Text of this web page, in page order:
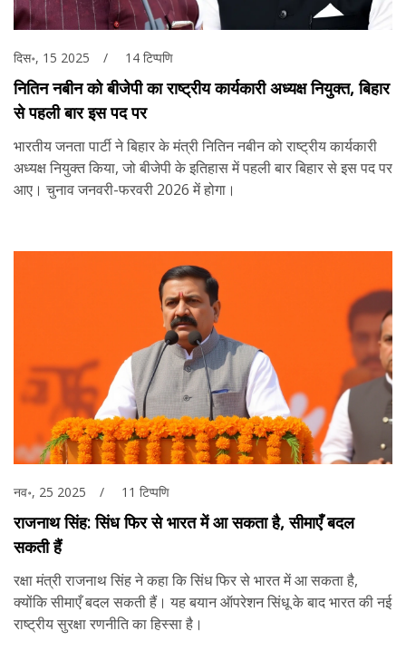
दिस॰, 15 2025 14 टिप्पणि
नितिन नबीन को बीजेपी का राष्ट्रीय कार्यकारी अध्यक्ष नियुक्त, बिहार
से पहली बार इस पद पर
भारतीय जनता पार्टी ने बिहार के मंत्री नितिन नबीन को राष्ट्रीय कार्यकारी
अध्यक्ष नियुक्त किया, जो बीजेपी के इतिहास में पहली बार बिहार से इस पद पर
आए। चुनाव जनवरी-फरवरी 2026 में होगा।
नव॰, 25 2025 11 टिप्पणि
राजनाथ सिंह: सिंध फिर से भारत में आ सकता है, सीमाएँ बदल
सकती हैं
रक्षा मंत्री राजनाथ सिंह ने कहा कि सिंध फिर से भारत में आ सकता है,
क्योंकि सीमाएँ बदल सकती हैं। यह बयान ऑपरेशन सिंधू के बाद भारत की नई
राष्ट्रीय सुरक्षा रणनीति का हिस्सा है।